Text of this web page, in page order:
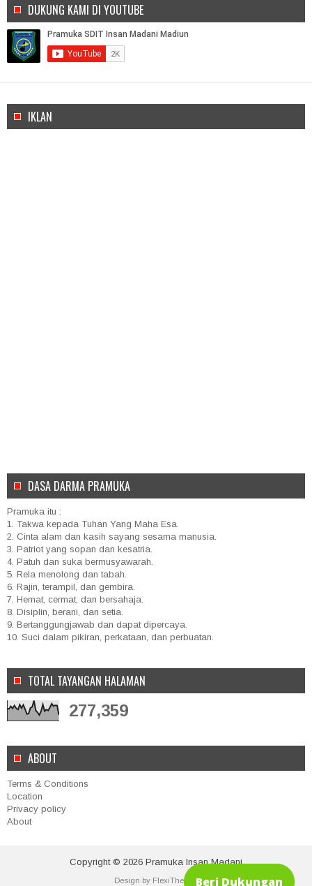
DUKUNG KAMI DI YOUTUBE
IKLAN
DASA DARMA PRAMUKA
Pramuka itu :
1. Takwa kepada Tuhan Yang Maha Esa.
2. Cinta alam dan kasih sayang sesama manusia.
3. Patriot yang sopan dan kesatria.
4. Patuh dan suka bermusyawarah.
5. Rela menolong dan tabah.
6. Rajin, terampil, dan gembira.
7. Hemat, cermat, dan bersahaja.
8. Disiplin, berani, dan setia.
9. Bertanggungjawab dan dapat dipercaya.
10. Suci dalam pikiran, perkataan, dan perbuatan.
TOTAL TAYANGAN HALAMAN
277,359
ABOUT
Terms & Conditions
Location
Privacy policy
About
Copyright © 2026 Pramuka Insan Madani
Design by FlexiThemesBeri Dukungan